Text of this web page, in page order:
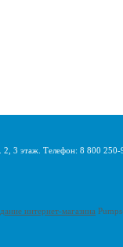
2, 3 этаж. Телефон: 8 800
интернет-магазина